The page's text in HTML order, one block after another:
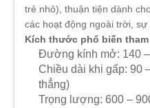
trẻ nhỏ), thuận tiện dành
các hoạt động ngoài trời, sự
Kích thước phổ biến
Đường kính mở: 140
Chiều dài khi gấp: 90
thẳng)
Trọng lượng: 600 –